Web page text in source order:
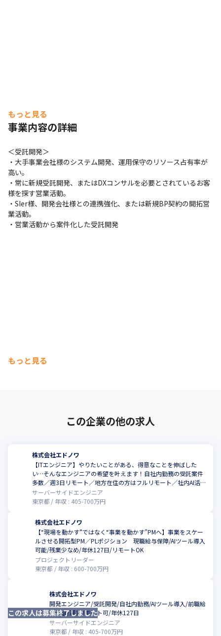
もっと見る
事業内容の詳細
＜受託開発＞
・大手事業会社様のシステム開発、運用保守のリソース占有率が
高い。
・常に新規受託開発、またはDXコンサルを必要とされているお客
様を探す営業活動。
・SIer様、開発会社様との連携強化、または新規BP契約の開拓営
業活動。
・営業活動から案件化した受託開発
もっと見る
この企業の他の求人
株式会社エドノワ
【ITエンジニア】やりたいことがある、得意なことを伸ばした
い…そんなエンジニアの希望を叶えます！自社内勤務の受託案件
多数／週3日リモート／地方在住の方はフルリモート／社内AI活用
推進中！
サーバーサイドエンジニア
東京都
年収 : 405-700万円
株式会社エドノワ
【“現場を動かす”ではなく“事業を動かす”PMへ】事業をスケー
ルさせる開拓型PM／PLポジション 現職給与保障/AIツール導入
可能/残業少なめ/年休127日/リモートOK
プロジェクトリーダー
東京都
年収 : 600-700万円
株式会社エドノワ
開発エンジニア/受託開発/自社内勤務/AIツール導入/前職給
与保証/週3リモート可/年休127日
サーバーサイドエンジニア
東京都
年収 : 405-700万円
この求人は募集終了しました